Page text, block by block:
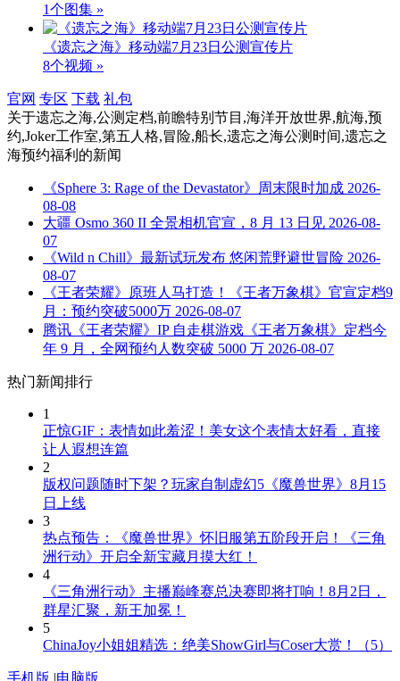
1个图集 »
《遗忘之海》移动端7月23日公测宣传片
8个视频 »
官网 专区 下载 礼包
关于遗忘之海,公测定档,前瞻特别节目,海洋开放世界,航海,预
约,Joker工作室,第五人格,冒险,船长,遗忘之海公测时间,遗忘之
海预约福利 的新闻
《Sphere 3: Rage of the Devastator》周末限时加成 2026-
08-08
大疆 Osmo 360 II 全景相机官宣，8 月 13 日见 2026-08-
07
《Wild n Chill》最新试玩发布 悠闲荒野避世冒险 2026-
08-07
《王者荣耀》原班人马打造！《王者万象棋》官宣定档9
月：预约突破5000万 2026-08-07
腾讯《王者荣耀》IP 自走棋游戏《王者万象棋》定档今
年 9 月，全网预约人数突破 5000 万 2026-08-07
热门新闻排行
1
正惊GIF：表情如此羞涩！美女这个表情太好看，直接
让人遐想连篇
2
版权问题随时下架？玩家自制虚幻5《魔兽世界》8月15
日上线
3
热点预告：《魔兽世界》怀旧服第五阶段开启！《三角
洲行动》开启全新宝藏月摸大红！
4
《三角洲行动》主播巅峰赛总决赛即将打响！8月2日，
群星汇聚，新王加冕！
5
ChinaJoy小姐姐精选：绝美ShowGirl与Coser大赏！（5）
手机版 |电脑版